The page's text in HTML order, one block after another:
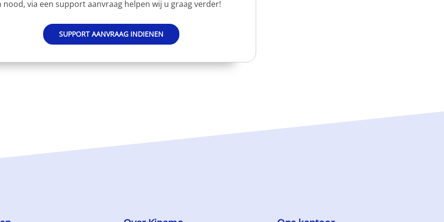
nood, via een support aanvraag helpen wij u graag verder!
SUPPORT AANVRAAG INDIENEN